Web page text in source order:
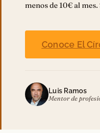
menos de 10€ al
Conoce El
Luis Ramos
Mentor de